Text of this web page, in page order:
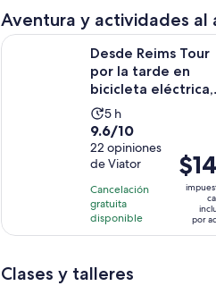
Aventura y actividades al
Desde Reims Tour
por la tarde en
bicicleta eléctrica,
visita y degustación
...
La
actividad
dura
5
horas
5 h
9.6
de
10
con
22
opiniones
9.6/10
22 opiniones
de Viator
Cancelación
gratuita
disponible
El
precio
es
de
$144.
por
Desde Reims Tour por la tarde
Clases y talleres